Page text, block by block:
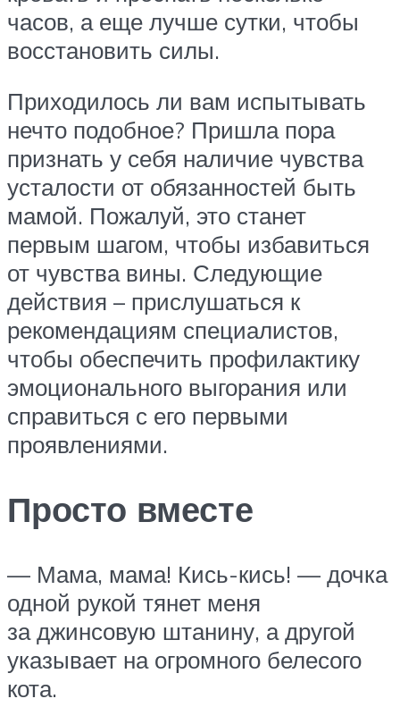
часов, а еще лучше сутки, чтобы
восстановить силы.
Приходилось ли вам испытывать
нечто подобное? Пришла пора
признать у себя наличие чувства
усталости от обязанностей быть
мамой. Пожалуй, это станет
первым шагом, чтобы избавиться
от чувства вины. Следующие
действия – прислушаться к
рекомендациям специалистов,
чтобы обеспечить профилактику
эмоционального выгорания или
справиться с его первыми
проявлениями.
Просто вместе
— Мама, мама! Кись-кись! — дочка
одной рукой тянет меня
за джинсовую штанину, а другой
указывает на огромного белесого
кота.